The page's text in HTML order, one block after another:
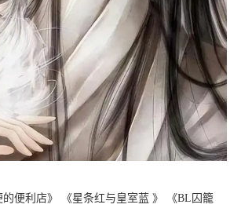
的便利店》 《星条红与皇室蓝 》
《BL囚籠